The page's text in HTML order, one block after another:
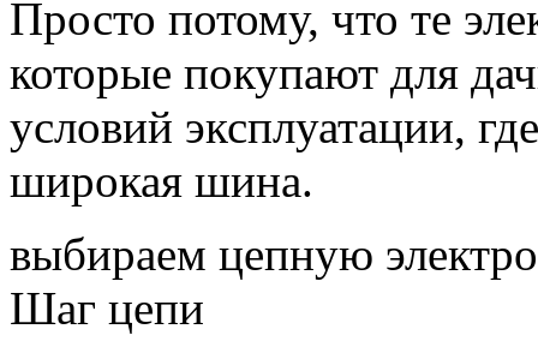
Просто потому, что те
которые покупают для
условий эксплуатации,
широкая шина.
выбираем цепную
Шаг цепи